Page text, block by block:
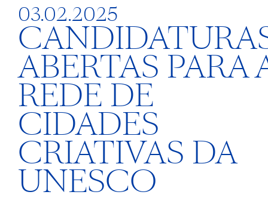
03.02.2025
ABERTAS PARA
REDE DE
CIDADES
CRIATIVAS DA
UNESCO